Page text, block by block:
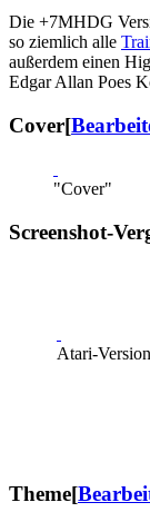
Die +7MHDG
so ziemlich alle
außerdem einen
Edgar Allan Poes
Cover[
"Cover"
Screenshot-
Atari-Version
Theme[